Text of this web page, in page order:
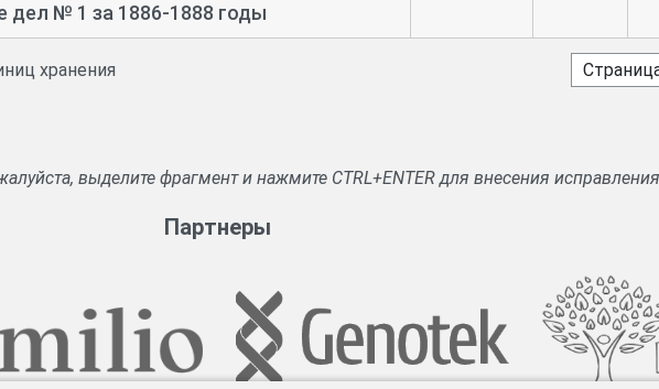
дел № 1 за 1886-1888 годы
хранения
выделите фрагмент и нажмите CTRL+ENTER для внесения
Партнеры